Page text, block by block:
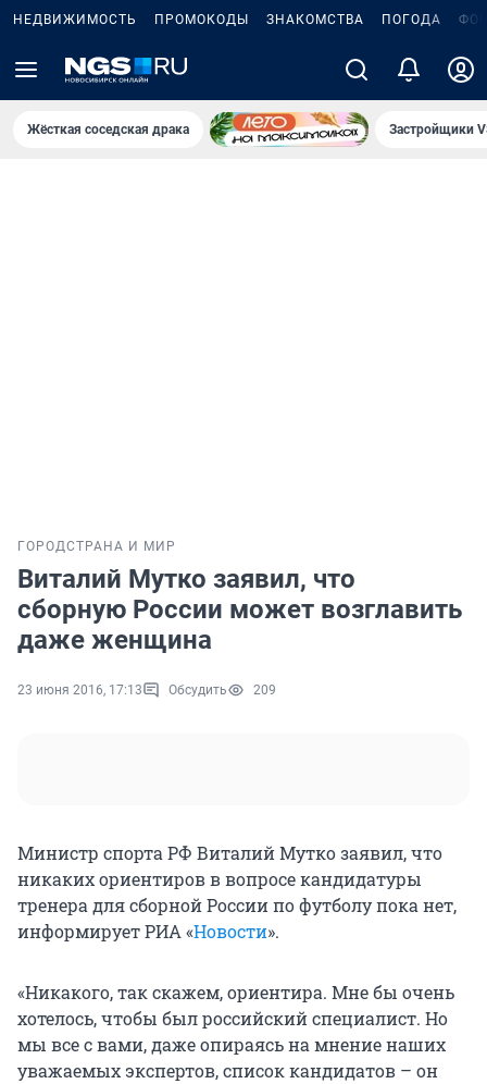
НЕДВИЖИМОСТЬ ПРОМОКОДЫ ЗНАКОМСТВА ПОГОДА
Жёсткая соседская драка Застройщики
ГОРОДСТРАНА И МИР
Виталий Мутко заявил, что
сборную России может возглавить
даже женщина
23 июня 2016, 17:13 Обсудить 209
Министр спорта РФ Виталий Мутко заявил, что
никаких ориентиров в вопросе кандидатуры
тренера для сборной России по футболу пока нет,
информирует РИА «Новости».
«Никакого, так скажем, ориентира. Мне бы очень
хотелось, чтобы был российский специалист. Но
мы все с вами, даже опираясь на мнение наших
уважаемых экспертов, список кандидатов – он